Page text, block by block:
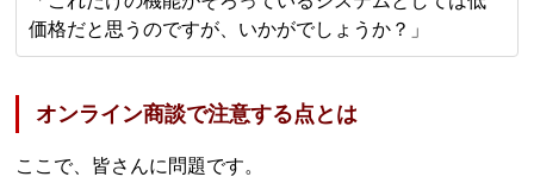
価格だと思うのですが、いかがでしょうか？」
オンライン商談で注意する点とは
ここで、皆さんに問題です。